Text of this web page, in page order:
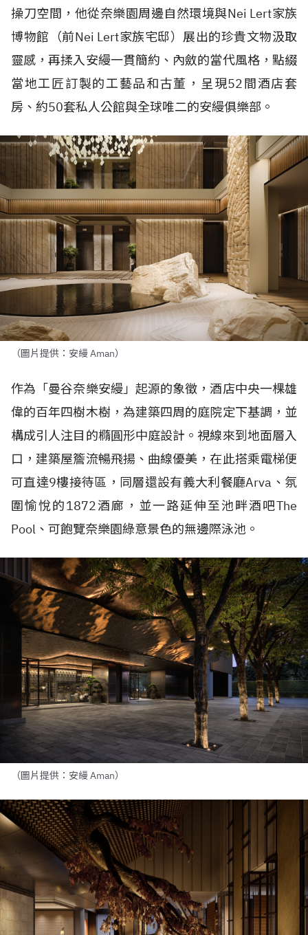
操刀空間，他從奈樂園周邊自然環境與Nei Lert家族
博物館（前Nei Lert家族宅邸）展出的珍貴文物汲取
靈感，再揉入安縵一貫簡約、內斂的當代風格，點綴
當地工匠訂製的工藝品和古董，呈現52間酒店套
房、約50套私人公館與全球唯二的安縵俱樂部。
（圖片提供：安縵 Aman）
作為「曼谷奈樂安縵」起源的象徵，酒店中央一棵雄
偉的百年四樹木樹，為建築四周的庭院定下基調，並
構成引人注目的橢圓形中庭設計。視線來到地面層入
口，建築屋簷流暢飛揚、曲線優美，在此搭乘電梯便
可直達9樓接待區，同層還設有義大利餐廳Arva 、氛
圍愉悅的1872酒廊，並一路延伸至池畔酒吧The
Pool 、可飽覽奈樂園綠意景色的無邊際泳池。
（圖片提供：安縵 Aman）